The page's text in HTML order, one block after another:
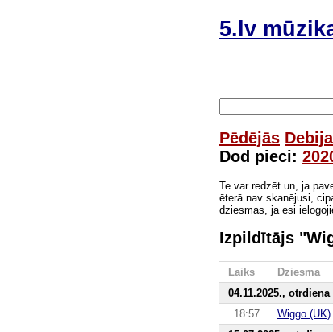
5.lv
Pēdējās
Dod pieci:
Te var redzēt un, ja
ēterā nav skanējusi,
dziesmas, ja esi
Izpildītājs
Laiks
Dziesma
04.11.2025., otrdiena
18:57
Wiggo (UK)